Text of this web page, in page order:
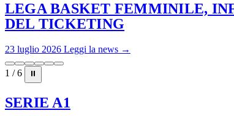
LEGA BASKET FEMMINILE,
DEL TICKETING
23 luglio 2026 Leggi la news →
1 / 6 ⏸
SERIE A1